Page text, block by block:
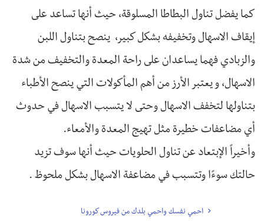
كما يفضل تناول البطاطا المسلوقة، حيث أنها تساعد على
إيقاف الاسهال وتخفيفه بشكل كبير، ينصح بتناول اللبن
والزبادي فهما يساعدان على راحة المعدة والتخفيف من شدة
الاسهال، و يعتبر الأرز من أهم المأكولات التي ينصح الأطباء
بتناولها لتخفف الاسهال وحتى لا يتسبب الاسهال في حدوث
أي مضاعفات خطيرة مثل تهيج المعدة والأمعاء.
وأخيراً الإبتعاد عن تناول الحلويات حيث أنها سوف تزيد
حالتك سوءًا وتتسبب في مضاعفة الاسهال بشكل ملحوظ .
احمي نفسك واحمي بلدك من فيروس كورونا